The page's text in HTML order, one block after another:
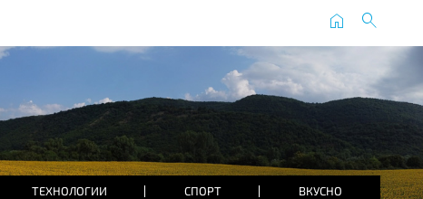
home search
ТЕХНОЛОГИИ СПОРТ ВКУСНО